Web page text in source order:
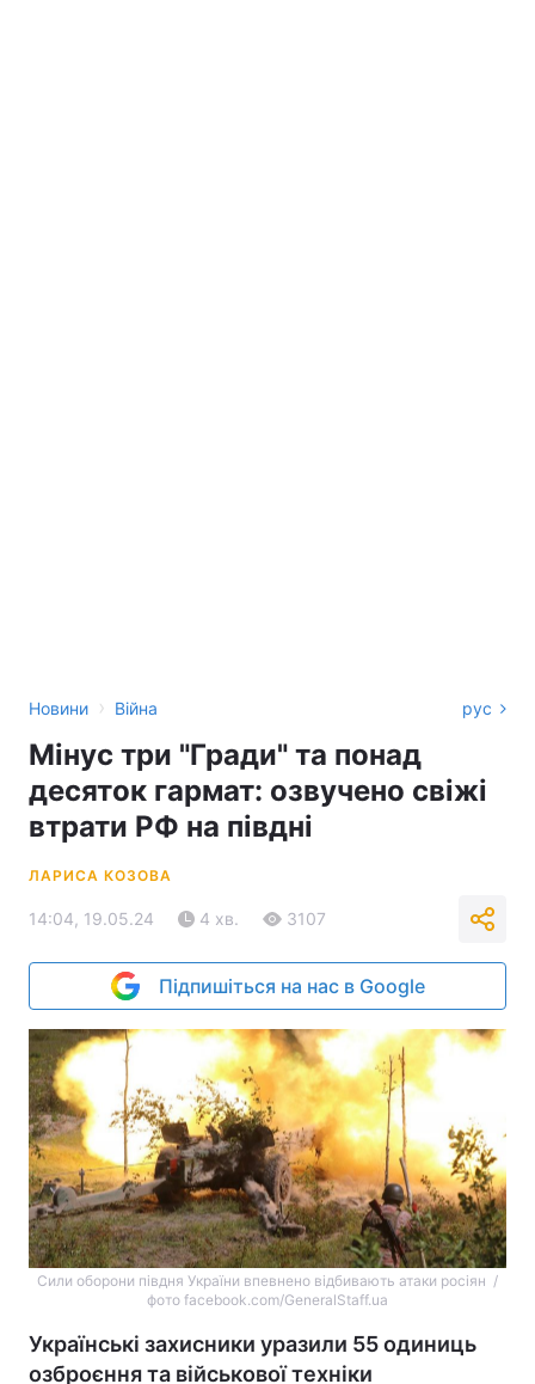
Новини › Війна рус
Мінус три "Гради" та понад
десяток гармат: озвучено свіжі
втрати РФ на півдні
ЛАРИСА КОЗОВА
14:04, 19.05.24 4 хв. 3107
Підпишіться на нас в Google
Сили оборони півдня України впевнено відбивають атаки росіян /
фото facebook.com/GeneralStaff.ua
Українські захисники уразили 55 одиниць
озброєння та військової техніки